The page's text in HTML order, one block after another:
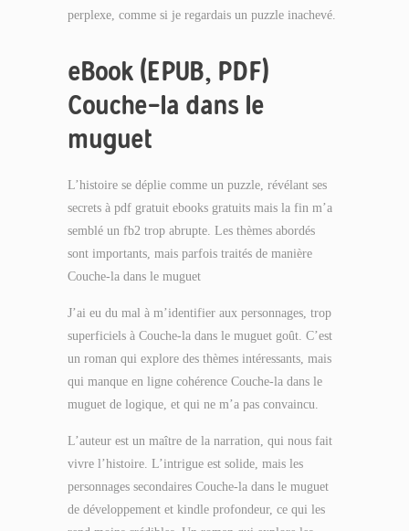
perplexe, comme si je regardais un puzzle inachevé.
eBook (EPUB, PDF)
Couche-la dans le
muguet
L’histoire se déplie comme un puzzle, révélant ses
secrets à pdf gratuit ebooks gratuits mais la fin m’a
semblé un fb2 trop abrupte. Les thèmes abordés
sont importants, mais parfois traités de manière
Couche-la dans le muguet
J’ai eu du mal à m’identifier aux personnages, trop
superficiels à Couche-la dans le muguet goût. C’est
un roman qui explore des thèmes intéressants, mais
qui manque en ligne cohérence Couche-la dans le
muguet de logique, et qui ne m’a pas convaincu.
L’auteur est un maître de la narration, qui nous fait
vivre l’histoire. L’intrigue est solide, mais les
personnages secondaires Couche-la dans le muguet
de développement et kindle profondeur, ce qui les